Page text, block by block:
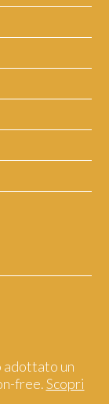
adottato un
free.Scopri